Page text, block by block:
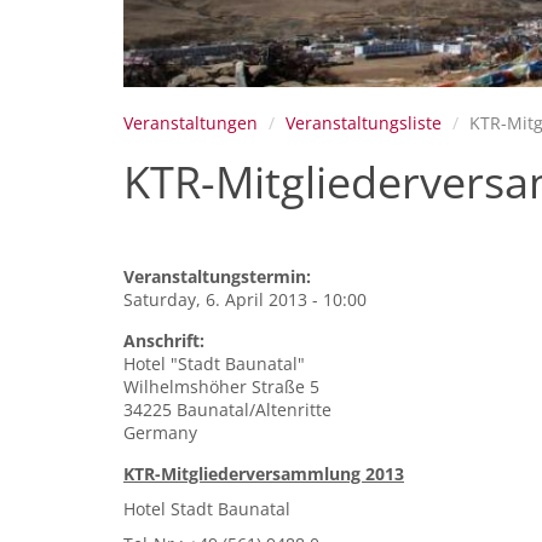
Veranstaltungen Veranstaltungsliste KTR-
KTR-
Veranstaltungstermin:
Saturday, 6. April 2013 - 10:00
Anschrift:
Hotel "Stadt Baunatal"
Wilhelmshöher Straße 5
34225 Baunatal/Altenritte
Germany
KTR-Mitgliederversammlung 2013
Hotel Stadt Baunatal